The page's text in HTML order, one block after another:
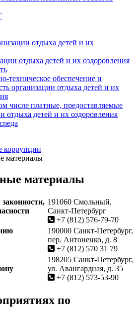
отдыха детей и их
отдыха детей и их оздоровления
техническое обеспечение и
организации отдыха детей и их
числе платные, предоставляемые
отдыха детей и их оздоровления
коррупции
материалы
материалы
191060 Смольный,
Санкт‑Петербург
+7 (812) 576-79-70
190000 Санкт-Петербург,
пер. Антоненко, д. 8
+7 (812) 570 31 79
198205 Санкт-Петербург,
ул. Авангардная, д. 35
+7 (812) 573-53-90
по